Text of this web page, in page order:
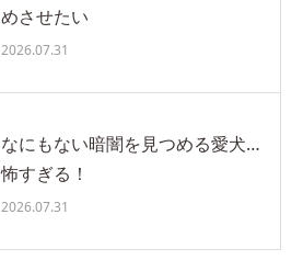
めさせたい
2026.07.31
なにもない暗闇を見つめる愛犬…
怖すぎる！
2026.07.31